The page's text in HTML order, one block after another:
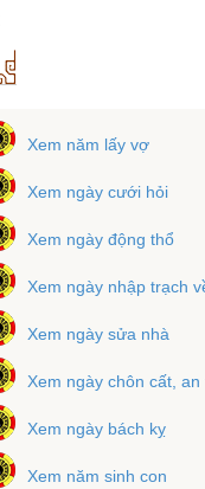
Xem năm lấy vợ
Xem ngày cưới hỏi
Xem ngày động thổ
Xem ngày nhập trạch
Xem ngày sửa nhà
Xem ngày chôn cất,
Xem ngày bách kỵ
Xem năm sinh con